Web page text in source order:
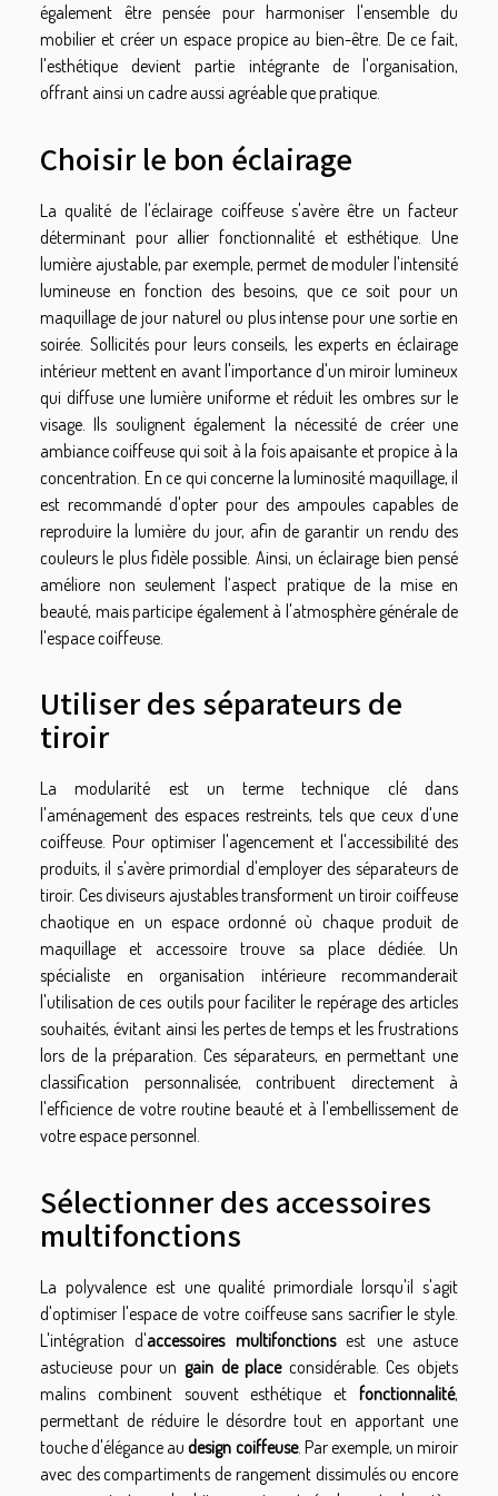
également être pensée pour harmoniser l'ensemble du
mobilier et créer un espace propice au bien-être. De ce fait,
l'esthétique devient partie intégrante de l'organisation,
offrant ainsi un cadre aussi agréable que pratique.
Choisir le bon éclairage
La qualité de l'éclairage coiffeuse s'avère être un facteur
déterminant pour allier fonctionnalité et esthétique. Une
lumière ajustable, par exemple, permet de moduler l'intensité
lumineuse en fonction des besoins, que ce soit pour un
maquillage de jour naturel ou plus intense pour une sortie en
soirée. Sollicités pour leurs conseils, les experts en éclairage
intérieur mettent en avant l'importance d'un miroir lumineux
qui diffuse une lumière uniforme et réduit les ombres sur le
visage. Ils soulignent également la nécessité de créer une
ambiance coiffeuse qui soit à la fois apaisante et propice à la
concentration. En ce qui concerne la luminosité maquillage, il
est recommandé d'opter pour des ampoules capables de
reproduire la lumière du jour, afin de garantir un rendu des
couleurs le plus fidèle possible. Ainsi, un éclairage bien pensé
améliore non seulement l’aspect pratique de la mise en
beauté, mais participe également à l'atmosphère générale de
l'espace coiffeuse.
Utiliser des séparateurs de
tiroir
La modularité est un terme technique clé dans
l'aménagement des espaces restreints, tels que ceux d'une
coiffeuse. Pour optimiser l'agencement et l'accessibilité des
produits, il s'avère primordial d'employer des séparateurs de
tiroir. Ces diviseurs ajustables transforment un tiroir coiffeuse
chaotique en un espace ordonné où chaque produit de
maquillage et accessoire trouve sa place dédiée. Un
spécialiste en organisation intérieure recommanderait
l'utilisation de ces outils pour faciliter le repérage des articles
souhaités, évitant ainsi les pertes de temps et les frustrations
lors de la préparation. Ces séparateurs, en permettant une
classification personnalisée, contribuent directement à
l'efficience de votre routine beauté et à l'embellissement de
votre espace personnel.
Sélectionner des accessoires
multifonctions
La polyvalence est une qualité primordiale lorsqu'il s'agit
d'optimiser l'espace de votre coiffeuse sans sacrifier le style.
L'intégration d'accessoires multifonctionsest une astuce
astucieuse pour un gain de placeconsidérable. Ces objets
malins combinent souvent esthétique et fonctionnalité,
permettant de réduire le désordre tout en apportant une
touche d'élégance audesign coiffeuse. Par exemple, un miroir
avec des compartiments de rangement dissimulés ou encore